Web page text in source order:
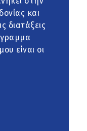
και
διατάξεις
είναι οι